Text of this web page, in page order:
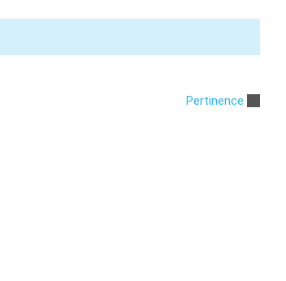
Pertinence